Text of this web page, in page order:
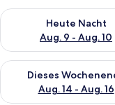
Heute Nacht
Aug. 9 - Aug. 10
Überprüfe die
Dieses
Aug. 14 - Aug. 16
Überprüfe die